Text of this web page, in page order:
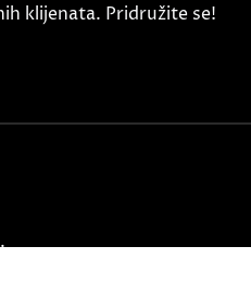
klijenata. Pridružite se!
.